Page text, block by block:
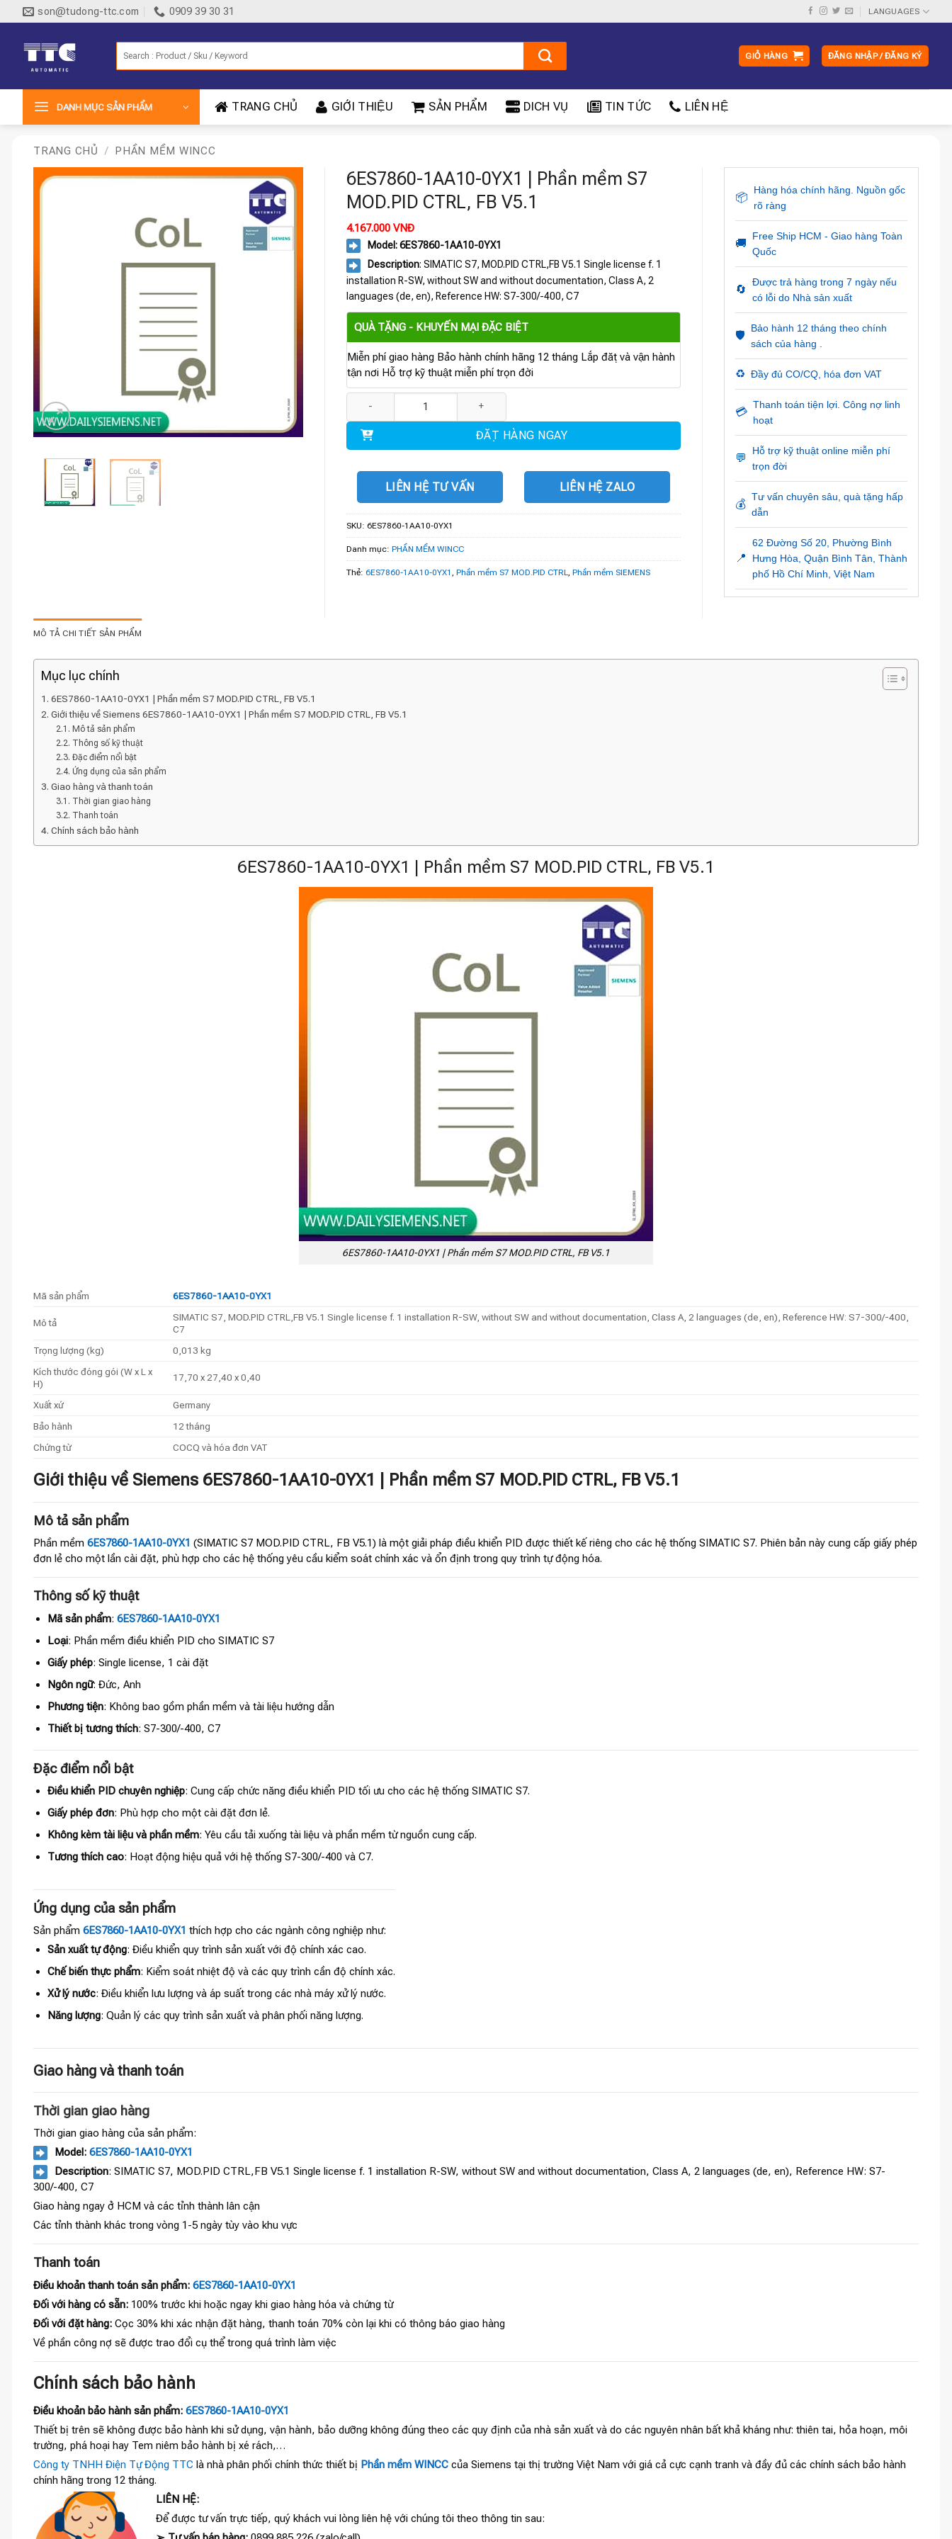
qua
son@tudong-ttc.com 0909 39 30 31 LANGUAGES
GIỎ HÀNG ĐĂNG NHẬP / ĐĂNG KÝ
DANH MỤC SẢN PHẨM TRANG CHỦ GIỚI THIỆU SẢN PHẨM DICH VỤ TIN TỨC LIÊN HỆ
TRANG CHỦ / PHẦN MỀM WINCC
6ES7860-1AA10-0YX1 | Phần mềm S7
MOD.PID CTRL, FB V5.1
4.167.000 VNĐ
Model: 6ES7860-1AA10-0YX1
Description: SIMATIC S7, MOD.PID CTRL,FB V5.1 Single license f. 1
installation R-SW, without SW and without documentation, Class A, 2
languages (de, en), Reference HW: S7-300/-400, C7
QUÀ TẶNG - KHUYẾN MẠI ĐẶC BIỆT
Miễn phí giao hàng Bảo hành chính hãng 12 tháng Lắp đặt và vận hành
tận nơi Hỗ trợ kỹ thuật miễn phí trọn đời
ĐẶT HÀNG NGAY
LIÊN HỆ TƯ VẤN LIÊN HỆ ZALO
SKU: 6ES7860-1AA10-0YX1
Danh mục: PHẦN MỀM WINCC
Thẻ: 6ES7860-1AA10-0YX1 Phần mềm S7 MOD.PID CTRL Phần mềm SIEMENS
📦
Hàng hóa chính hãng. Nguồn gốc
rõ ràng
🚚
Free Ship HCM - Giao hàng Toàn
Quốc
🔄
Được trả hàng trong 7 ngày nếu
có lỗi do Nhà sản xuất
🛡️
Bảo hành 12 tháng theo chính
sách của hàng .
♻️ Đầy đủ CO/CQ, hóa đơn VAT
💳
Thanh toán tiện lợi. Công nợ linh
hoạt
💬
Hỗ trợ kỹ thuật online miễn phí
trọn đời
💰
Tư vấn chuyên sâu, quà tặng hấp
dẫn
📍
62 Đường Số 20, Phường Bình
Hưng Hòa, Quận Bình Tân, Thành
phố Hồ Chí Minh, Việt Nam
MÔ TẢ CHI TIẾT SẢN PHẨM
Mục lục chính
6ES7860-1AA10-0YX1 | Phần mềm S7 MOD.PID CTRL, FB V5.1
Giới thiệu về Siemens 6ES7860-1AA10-0YX1 | Phần mềm S7 MOD.PID CTRL, FB V5.1
Mô tả sản phẩm
Thông số kỹ thuật
Đặc điểm nổi bật
Ứng dụng của sản phẩm
Giao hàng và thanh toán
Thời gian giao hàng
Thanh toán
Chính sách bảo hành
6ES7860-1AA10-0YX1 | Phần mềm S7 MOD.PID CTRL, FB V5.1
6ES7860-1AA10-0YX1 | Phần mềm S7 MOD.PID CTRL, FB V5.1
Mã sản phẩm 6ES7860-1AA10-0YX1
Mô tả
SIMATIC S7, MOD.PID CTRL,FB V5.1 Single license f. 1 installation R-SW, without SW and without documentation, Class A, 2 languages (de, en), Reference HW: S7-300/-400,
C7
Trọng lượng (kg)
0,013 kg
Kích thước đóng gói (W x L x
H)
17,70 x 27,40 x 0,40
Xuất xứ
Germany
Bảo hành
12 tháng
Chứng từ
COCQ và hóa đơn VAT
Giới thiệu về Siemens 6ES7860-1AA10-0YX1 | Phần mềm S7 MOD.PID CTRL, FB V5.1
Mô tả sản phẩm
Phần mềm 6ES7860-1AA10-0YX1 (SIMATIC S7 MOD.PID CTRL, FB V5.1) là một giải pháp điều khiển PID được thiết kế riêng cho các hệ thống SIMATIC S7. Phiên bản này cung cấp giấy phép
đơn lẻ cho một lần cài đặt, phù hợp cho các hệ thống yêu cầu kiểm soát chính xác và ổn định trong quy trình tự động hóa.
Thông số kỹ thuật
Mã sản phẩm: 6ES7860-1AA10-0YX1
Loại: Phần mềm điều khiển PID cho SIMATIC S7
Giấy phép: Single license, 1 cài đặt
Ngôn ngữ: Đức, Anh
Phương tiện: Không bao gồm phần mềm và tài liệu hướng dẫn
Thiết bị tương thích: S7-300/-400, C7
Đặc điểm nổi bật
Điều khiển PID chuyên nghiệp: Cung cấp chức năng điều khiển PID tối ưu cho các hệ thống SIMATIC S7.
Giấy phép đơn: Phù hợp cho một cài đặt đơn lẻ.
Không kèm tài liệu và phần mềm: Yêu cầu tải xuống tài liệu và phần mềm từ nguồn cung cấp.
Tương thích cao: Hoạt động hiệu quả với hệ thống S7-300/-400 và C7.
Ứng dụng của sản phẩm
Sản phẩm 6ES7860-1AA10-0YX1 thích hợp cho các ngành công nghiệp như:
Sản xuất tự động: Điều khiển quy trình sản xuất với độ chính xác cao.
Chế biến thực phẩm: Kiểm soát nhiệt độ và các quy trình cần độ chính xác.
Xử lý nước: Điều khiển lưu lượng và áp suất trong các nhà máy xử lý nước.
Năng lượng: Quản lý các quy trình sản xuất và phân phối năng lượng.
Giao hàng và thanh toán
Thời gian giao hàng
Thời gian giao hàng của sản phẩm:
Model: 6ES7860-1AA10-0YX1
Description: SIMATIC S7, MOD.PID CTRL,FB V5.1 Single license f. 1 installation R-SW, without SW and without documentation, Class A, 2 languages (de, en), Reference HW: S7-
300/-400, C7
Giao hàng ngay ở HCM và các tỉnh thành lân cận
Các tỉnh thành khác trong vòng 1-5 ngày tùy vào khu vực
Thanh toán
Điều khoản thanh toán sản phẩm: 6ES7860-1AA10-0YX1
Đối với hàng có sẵn: 100% trước khi hoặc ngay khi giao hàng hóa và chứng từ
Đối với đặt hàng: Cọc 30% khi xác nhận đặt hàng, thanh toán 70% còn lại khi có thông báo giao hàng
Về phần công nợ sẽ được trao đổi cụ thể trong quá trình làm việc
Chính sách bảo hành
Điều khoản bảo hành sản phẩm: 6ES7860-1AA10-0YX1
Thiết bị trên sẽ không được bảo hành khi sử dụng, vận hành, bảo dưỡng không đúng theo các quy định của nhà sản xuất và do các nguyên nhân bất khả kháng như: thiên tai, hỏa hoạn, môi
trường, phá hoại hay Tem niêm bảo hành bị xé rách,…
Công ty TNHH Điện Tự Động TTC là nhà phân phối chính thức thiết bị Phần mềm WINCC của Siemens tại thị trường Việt Nam với giá cả cực cạnh tranh và đầy đủ các chính sách bảo hành
chính hãng trong 12 tháng.
LIÊN HỆ:
Để được tư vấn trực tiếp, quý khách vui lòng liên hệ với chúng tôi theo thông tin sau: